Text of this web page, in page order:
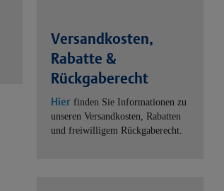
Versandkosten,
Rabatte &
Rückgaberecht
Hier finden Sie Informationen zu
unseren Versandkosten, Rabatten
und freiwilligem Rückgaberecht.